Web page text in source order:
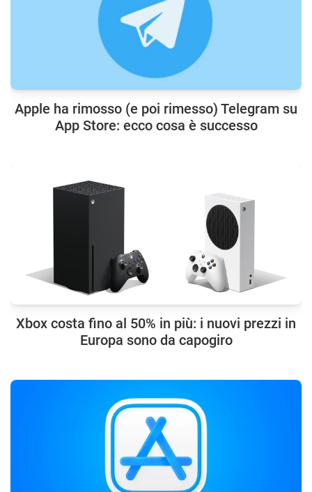
Apple ha rimosso (e poi rimesso) Telegram su
App Store: ecco cosa è successo
Xbox costa fino al 50% in più: i nuovi prezzi in
Europa sono da capogiro